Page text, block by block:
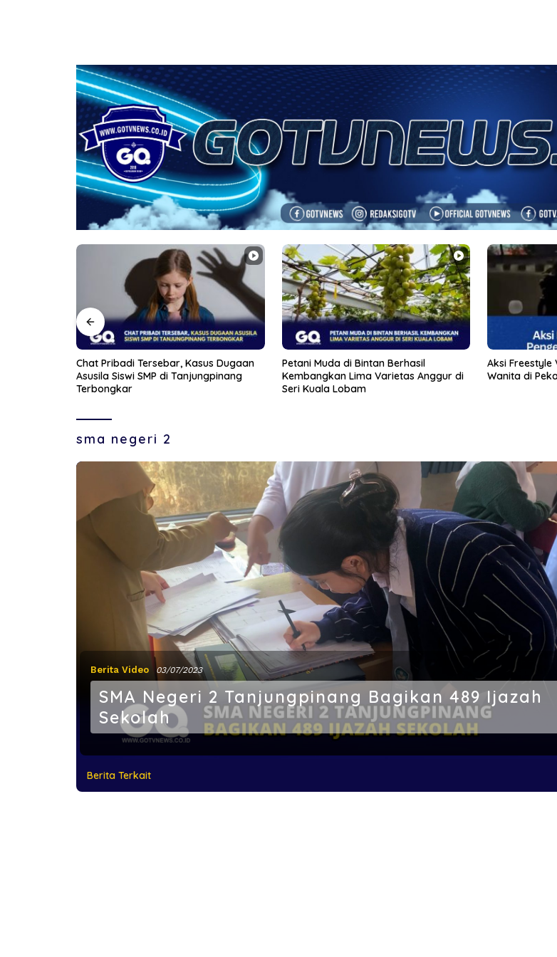
Petani Muda di Bintan Berhasil
Kembangkan Lima Varietas Anggur di
Seri Kuala Lobam
Aksi Freestyle Viral, Pengendara
Wanita di Pekanbaru Ditilang Polisi
Usai
Masuk
sma negeri 2
Berita Video 03/07/2023
SMA Negeri 2 Tanjungpinang Bagikan 489 Ijazah
Sekolah
Berita Terkait